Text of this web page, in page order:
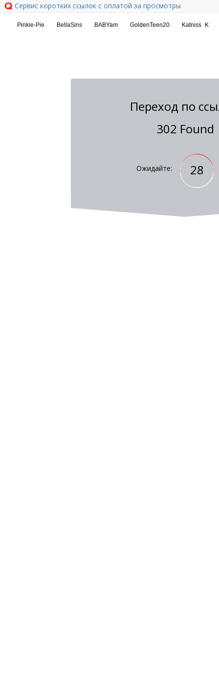
Сервис коротких ссылок с оплатой за просмотры
Переход по
302 Found
Ожидайте: 28